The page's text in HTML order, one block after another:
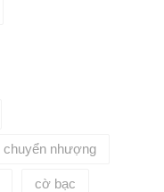
chuyển nhượng
cờ bạc